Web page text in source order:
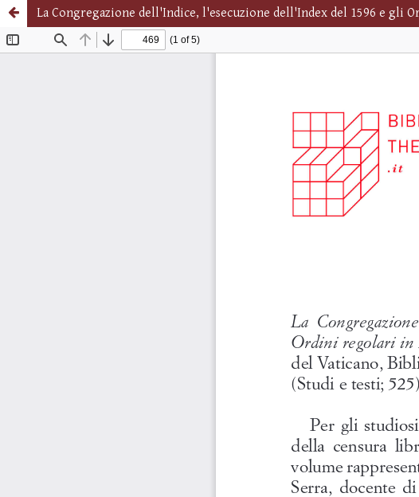
La Congregazione dell'Indice, l'esecuzione dell'Index del 1596 e gli